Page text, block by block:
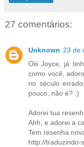
27 comentários:
Unknown 23 de
Oiii Joyce, já
como você,
no século
pouco, não é? :)
Adorei tua
Ahh, e adorei a
Tem resenha
http://traduzindo-